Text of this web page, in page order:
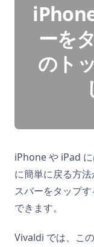
ーを
のト
iPhone や iPad
に簡単に戻る方
スバーをタップ
できます。
Vivaldi では、こ